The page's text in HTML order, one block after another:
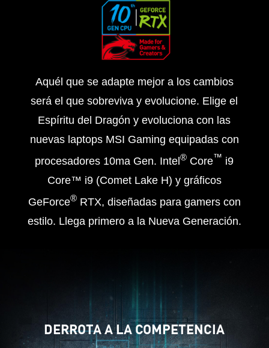
Aquél que se adapte mejor a los cambios
será el que sobreviva y evolucione. Elige el
Espíritu del Dragón y evoluciona con las
nuevas laptops MSI Gaming equipadas con
procesadores 10ma Gen. Intel® Core™ i9
Core™ i9 (Comet Lake H) y gráficos
GeForce®RTX, diseñadas para gamers con
estilo. Llega primero a la Nueva Generación.
DERROTA A LA COMPETENCIA